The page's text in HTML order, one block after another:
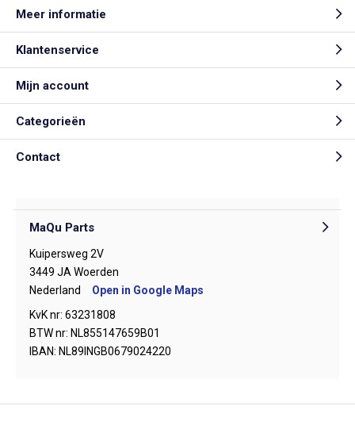
Meer informatie
Klantenservice
Mijn account
Categorieën
Contact
MaQu Parts
Kuipersweg 2V
3449 JA Woerden
Nederland
Open in Google Maps
KvK nr: 63231808
BTW nr: NL855147659B01
IBAN: NL89INGB0679024220